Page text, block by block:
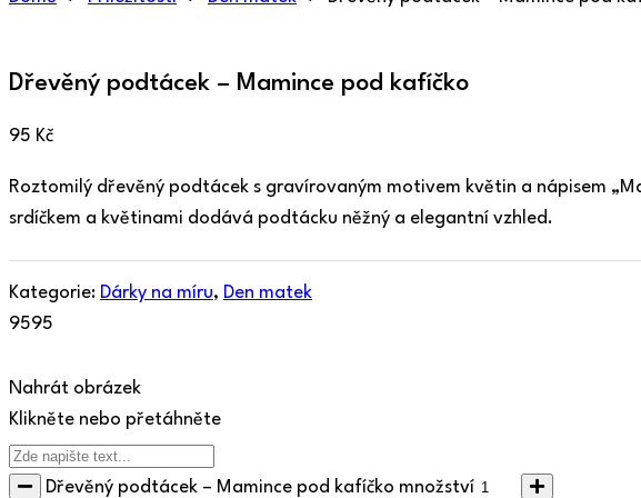
Dřevěný podtácek – Mamince pod kafíčko
95 Kč
Roztomilý dřevěný podtácek s gravírovaným motivem květin a nápisem
srdíčkem a květinami dodává podtácku něžný a elegantní vzhled.
Kategorie: Dárky na míru, Den matek
9595
Nahrát obrázek
Klikněte nebo přetáhněte
Dřevěný podtácek – Mamince pod kafíčko množství